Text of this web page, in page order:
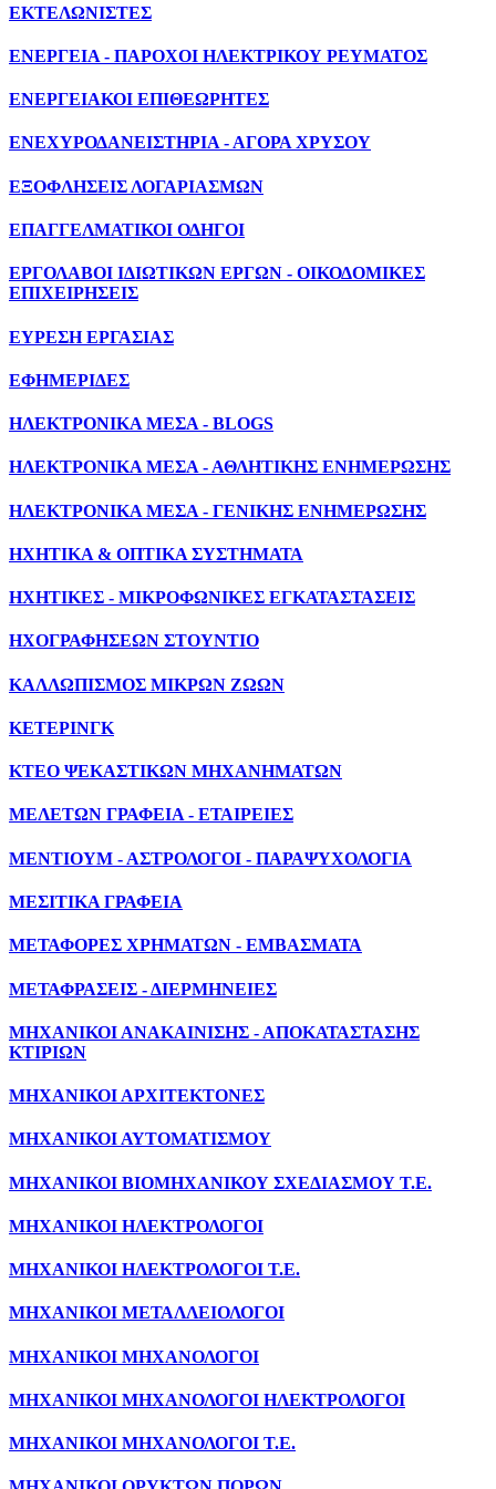
ΕΚΤΕΛΩΝΙΣΤΕΣ
ΕΝΕΡΓΕΙΑ - ΠΑΡΟΧΟΙ ΗΛΕΚΤΡΙΚΟΥ ΡΕΥΜΑΤΟΣ
ΕΝΕΡΓΕΙΑΚΟΙ ΕΠΙΘΕΩΡΗΤΕΣ
ΕΝΕΧΥΡΟΔΑΝΕΙΣΤΗΡΙΑ - ΑΓΟΡΑ ΧΡΥΣΟΥ
ΕΞΟΦΛΗΣΕΙΣ ΛΟΓΑΡΙΑΣΜΩΝ
ΕΠΑΓΓΕΛΜΑΤΙΚΟΙ ΟΔΗΓΟΙ
ΕΡΓΟΛΑΒΟΙ ΙΔΙΩΤΙΚΩΝ ΕΡΓΩΝ - ΟΙΚΟΔΟΜΙΚΕΣ
ΕΠΙΧΕΙΡΗΣΕΙΣ
ΕΥΡΕΣΗ ΕΡΓΑΣΙΑΣ
ΕΦΗΜΕΡΙΔΕΣ
ΗΛΕΚΤΡΟΝΙΚΑ ΜΕΣΑ - BLOGS
ΗΛΕΚΤΡΟΝΙΚΑ ΜΕΣΑ - ΑΘΛΗΤΙΚΗΣ ΕΝΗΜΕΡΩΣΗΣ
ΗΛΕΚΤΡΟΝΙΚΑ ΜΕΣΑ - ΓΕΝΙΚΗΣ ΕΝΗΜΕΡΩΣΗΣ
ΗΧΗΤΙΚΑ & ΟΠΤΙΚΑ ΣΥΣΤΗΜΑΤΑ
ΗΧΗΤΙΚΕΣ - ΜΙΚΡΟΦΩΝΙΚΕΣ ΕΓΚΑΤΑΣΤΑΣΕΙΣ
ΗΧΟΓΡΑΦΗΣΕΩΝ ΣΤΟΥΝΤΙΟ
ΚΑΛΛΩΠΙΣΜΟΣ ΜΙΚΡΩΝ ΖΩΩΝ
ΚΕΤΕΡΙΝΓΚ
ΚΤΕΟ ΨΕΚΑΣΤΙΚΩΝ ΜΗΧΑΝΗΜΑΤΩΝ
ΜΕΛΕΤΩΝ ΓΡΑΦΕΙΑ - ΕΤΑΙΡΕΙΕΣ
ΜΕΝΤΙΟΥΜ - ΑΣΤΡΟΛΟΓΟΙ - ΠΑΡΑΨΥΧΟΛΟΓΙΑ
ΜΕΣΙΤΙΚΑ ΓΡΑΦΕΙΑ
ΜΕΤΑΦΟΡΕΣ ΧΡΗΜΑΤΩΝ - ΕΜΒΑΣΜΑΤΑ
ΜΕΤΑΦΡΑΣΕΙΣ - ΔΙΕΡΜΗΝΕΙΕΣ
ΜΗΧΑΝΙΚΟΙ ΑΝΑΚΑΙΝΙΣΗΣ - ΑΠΟΚΑΤΑΣΤΑΣΗΣ
ΚΤΙΡΙΩΝ
ΜΗΧΑΝΙΚΟΙ ΑΡΧΙΤΕΚΤΟΝΕΣ
ΜΗΧΑΝΙΚΟΙ ΑΥΤΟΜΑΤΙΣΜΟΥ
ΜΗΧΑΝΙΚΟΙ ΒΙΟΜΗΧΑΝΙΚΟΥ ΣΧΕΔΙΑΣΜΟΥ Τ.Ε.
ΜΗΧΑΝΙΚΟΙ ΗΛΕΚΤΡΟΛΟΓΟΙ
ΜΗΧΑΝΙΚΟΙ ΗΛΕΚΤΡΟΛΟΓΟΙ Τ.Ε.
ΜΗΧΑΝΙΚΟΙ ΜΕΤΑΛΛΕΙΟΛΟΓΟΙ
ΜΗΧΑΝΙΚΟΙ ΜΗΧΑΝΟΛΟΓΟΙ
ΜΗΧΑΝΙΚΟΙ ΜΗΧΑΝΟΛΟΓΟΙ ΗΛΕΚΤΡΟΛΟΓΟΙ
ΜΗΧΑΝΙΚΟΙ ΜΗΧΑΝΟΛΟΓΟΙ Τ.Ε.